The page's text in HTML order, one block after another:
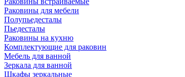
Раковины для мебели
Полупьедесталы
Пьедесталы
Раковины на кухню
Комплектующие для раковин
Мебель для ванной
Зеркала для ванной
Шкафы зеркальные